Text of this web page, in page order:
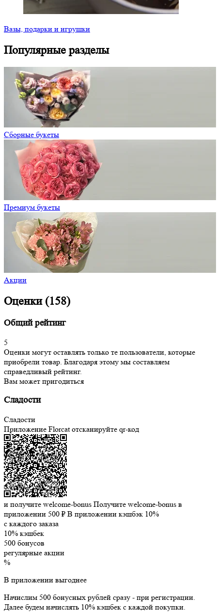
Вазы, подарки и игрушки
Популярные разделы
Сборные букеты
Премиум букеты
Акции
Оценки (158)
Общий рейтинг
5
Оценки могут оставлять только те пользователи, которые
приобрели товар. Благодаря этому мы составляем
справедливый рейтинг.
Вам может пригодиться
Сладости
Сладости
Приложение Florcat отсканируйте qr-код
и получите welcome-bonus Получите welcome-bonus в
приложении 500 ₽ В приложении кэшбэк 10%
с каждого заказа
10% кэшбек
500 бонусов
регулярные акции
%
В приложении выгоднее
Начислим 500 бонусных рублей сразу - при регистрации.
Далее будем начислять 10% кэшбек с каждой покупки.